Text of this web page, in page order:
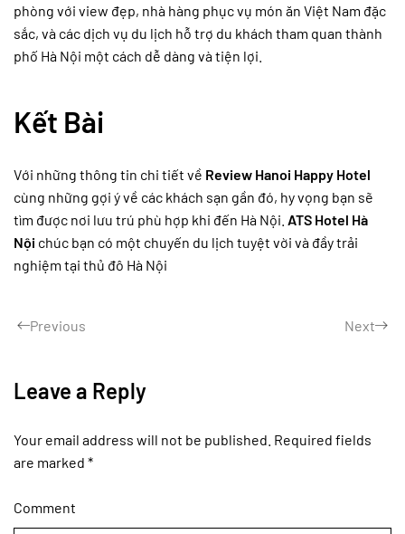
phòng với view đẹp, nhà hàng phục vụ món ăn Việt Nam đặc
sắc, và các dịch vụ du lịch hỗ trợ du khách tham quan thành
phố Hà Nội một cách dễ dàng và tiện lợi.
Kết Bài
Với những thông tin chi tiết về Review Hanoi Happy Hotel
cùng những gợi ý về các khách sạn gần đó, hy vọng bạn sẽ
tìm được nơi lưu trú phù hợp khi đến Hà Nội. ATS Hotel Hà
Nội chúc bạn có một chuyến du lịch tuyệt vời và đầy trải
nghiệm tại thủ đô Hà Nội
Previous Next
Leave a Reply
Your email address will not be published. Required fields
are marked *
Comment